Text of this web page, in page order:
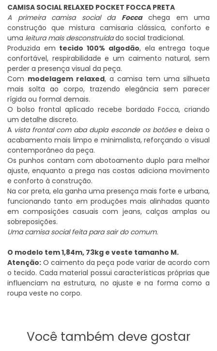
CAMISA SOCIAL RELAXED POCKET FOCCA PRETA
A primeira camisa social da Foccachega em uma
construção que mistura camisaria clássica, conforto e
uma leitura mais desconstruídado social tradicional.
Produzida em tecido 100% algodão, ela entrega toque
confortável, respirabilidade e um caimento natural, sem
perder a presença visual da peça.
Com modelagem relaxed, a camisa tem uma silhueta
mais solta ao corpo, trazendo elegância sem parecer
rígida ou formal demais.
O bolso frontal aplicado recebe bordado Focca, criando
um detalhe discreto.
A vista frontal com aba dupla esconde os botões e deixa o
acabamento mais limpo e minimalista, reforçando o visual
contemporâneo da peça.
Os punhos contam com abotoamento duplo para melhor
ajuste, enquanto a prega nas costas adiciona movimento
e conforto à construção.
Na cor preta, ela ganha uma presença mais forte e urbana,
funcionando tanto em produções mais alinhadas quanto
em composições casuais com jeans, calças amplas ou
sobreposições.
Uma camisa social feita para sair do comum.
O modelo tem 1,84m, 73kg e veste tamanho M.
Atenção: O caimento da peça pode variar de acordo com
o tecido. Cada material possui características próprias que
influenciam na estrutura, no ajuste e na forma como a
roupa veste no corpo.
Você também deve gostar